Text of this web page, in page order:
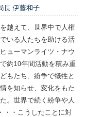
伊藤和子
越えて、世界中で人権
いる人たちを助ける活
ューマンライツ・ナウ
約10年間活動を積み重
もたち、紛争で犠牲と
を知らせ、変化をもた
。世界で続く紛争や人
・・こうしたことに対